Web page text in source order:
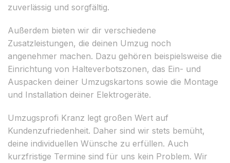
zuverlässig und sorgfältig.
Außerdem bieten wir dir verschiedene
Zusatzleistungen, die deinen Umzug noch
angenehmer machen. Dazu gehören beispielsweise die
Einrichtung von Halteverbotszonen, das Ein- und
Auspacken deiner Umzugskartons sowie die Montage
und Installation deiner Elektrogeräte.
Umzugsprofi Kranz legt großen Wert auf
Kundenzufriedenheit. Daher sind wir stets bemüht,
deine individuellen Wünsche zu erfüllen. Auch
kurzfristige Termine sind für uns kein Problem. Wir